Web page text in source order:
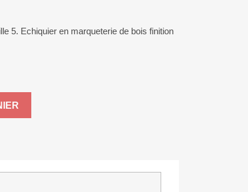
5. Echiquier en marqueterie de bois finition